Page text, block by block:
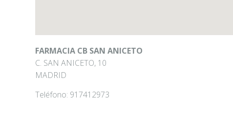
FARMACIA CB SAN ANICETO
C. SAN ANICETO, 10
MADRID
Teléfono: 917412973